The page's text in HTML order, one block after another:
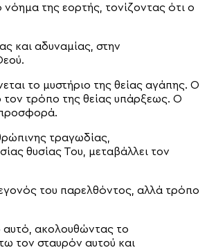
της εορτής, τονίζοντας ότι ο
και αδυναμίας, στην
το μυστήριο της θείας αγάπης. Ο
τον τρόπο της θείας υπάρξεως. Ο
τραγωδίας,
θυσίας Του, μεταβάλλει τον
του παρελθόντος, αλλά τρόπο
αυτό, ακολουθώντας το
τον σταυρόν αυτού και